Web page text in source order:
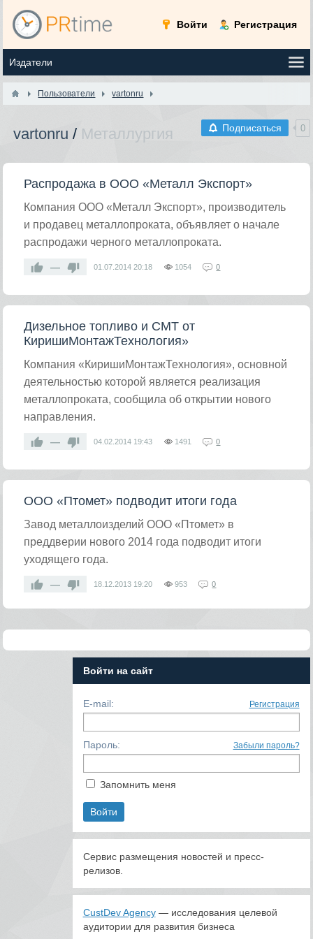
Войти Регистрация
Пользователи vartonru
Подписаться 0
vartonru / Металлургия
Распродажа в ООО «Металл Экспорт»
Компания ООО «Металл Экспорт», производитель
и продавец металлопроката, объявляет о начале
распродажи черного металлопроката.
— 01.07.2014 20:18 1054 0
Дизельное топливо и СМТ от
КиришиМонтажТехнология»
Компания «КиришиМонтажТехнология», основной
деятельностью которой является реализация
металлопроката, сообщила об открытии нового
направления.
— 04.02.2014 19:43 1491 0
ООО «Птомет» подводит итоги года
Завод металлоизделий ООО «Птомет» в
преддверии нового 2014 года подводит итоги
уходящего года.
— 18.12.2013 19:20 953 0
Войти на сайт
E-mail: Регистрация
Пароль: Забыли пароль?
Запомнить меня
Сервис размещения новостей и пресс-
релизов.
CustDev Agency— исследования целевой
аудитории для развития бизнеса